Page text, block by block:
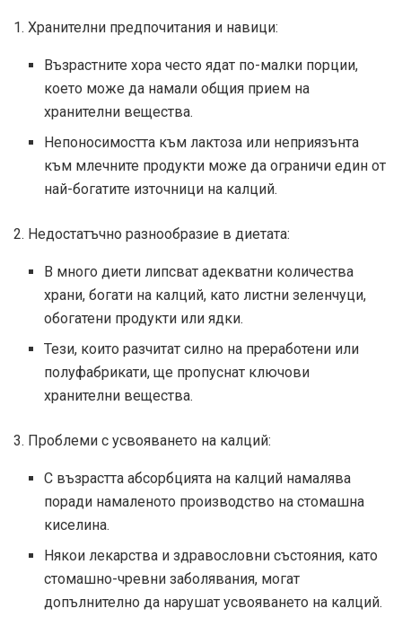
1. Хранителни предпочитания и навици:
Възрастните хора често ядат по-малки порции,
което може да намали общия прием на
хранителни вещества.
Непоносимостта към лактоза или неприязънта
към млечните продукти може да ограничи един от
най-богатите източници на калций.
2. Недостатъчно разнообразие в диетата:
В много диети липсват адекватни количества
храни, богати на калций, като листни зеленчуци,
обогатени продукти или ядки.
Тези, които разчитат силно на преработени или
полуфабрикати, ще пропуснат ключови
хранителни вещества.
3. Проблеми с усвояването на калций:
С възрастта абсорбцията на калций намалява
поради намаленото производство на стомашна
киселина.
Някои лекарства и здравословни състояния, като
стомашно-чревни заболявания, могат
допълнително да нарушат усвояването на калций.